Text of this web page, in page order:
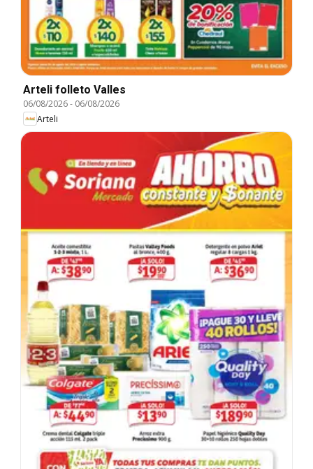
Arteli folleto Valles
06/08/2026- 06/08/2026
Arteli